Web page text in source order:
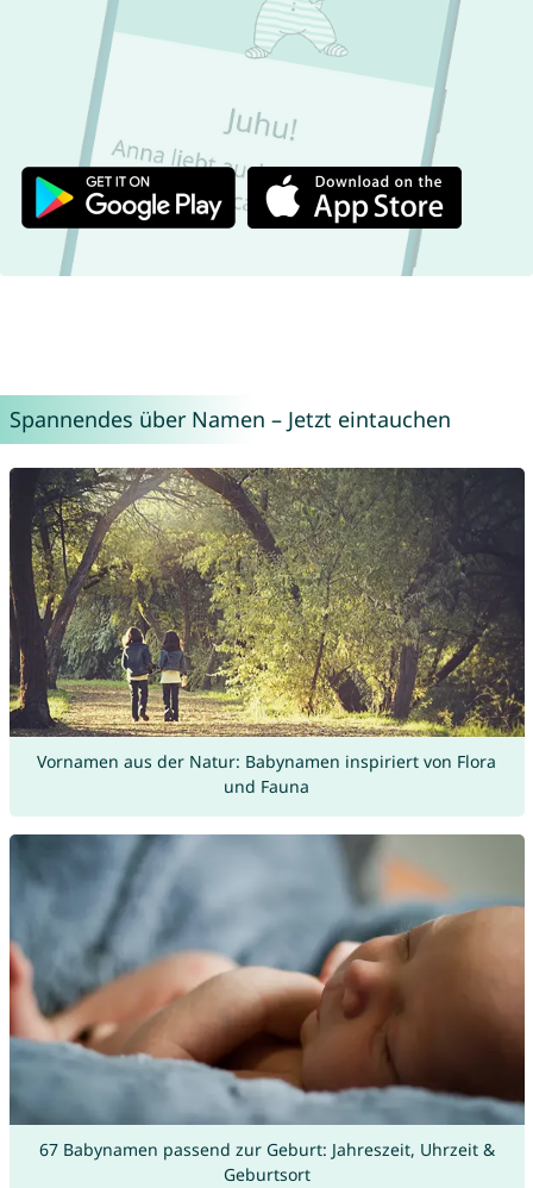
Spannendes über Namen – Jetzt eintauchen
Vornamen aus der Natur: Babynamen inspiriert von Flora
und Fauna
67 Babynamen passend zur Geburt: Jahreszeit, Uhrzeit &
Geburtsort